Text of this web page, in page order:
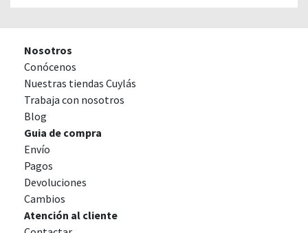
Nosotros
Conócenos
Nuestras tiendas Cuylás
Trabaja con nosotros
Blog
Guia de compra
Envío
Pagos
Devoluciones
Cambios
Atención al cliente